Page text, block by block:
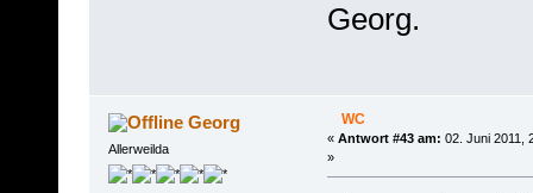
Georg.
Georg
Allerweilda
WC
« Antwort #43 am: 02. Juni 2011,
»